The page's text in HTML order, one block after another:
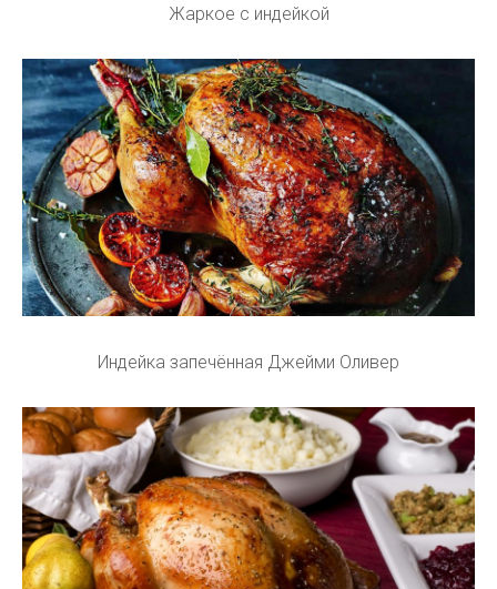
Жаркое с индейкой
Индейка запечённая Джейми Оливер